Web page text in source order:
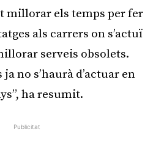
millorar els temps per fer
als carrers on s’actuï
serveis obsolets.
no s’haurà d’actuar en
ha resumit.
Publicitat